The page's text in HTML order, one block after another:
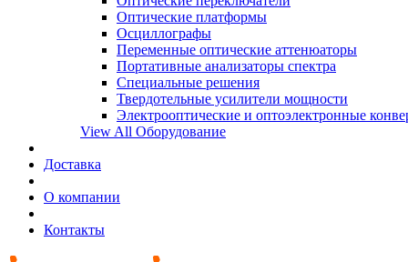
Оптические платформы
Осциллографы
Переменные оптические аттенюаторы
Портативные анализаторы спектра
Специальные решения
Твердотельные усилители мощности
Электрооптические и оптоэлектронные
View All Оборудование
Доставка
О компании
Контакты